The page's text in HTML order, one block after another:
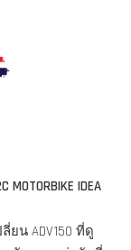
MOTORBIKE IDEA
ยน ADV150 ที่ดู